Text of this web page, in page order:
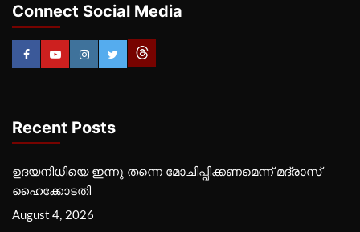
Connect Social Media
Recent Posts
ഉദയനിധിയെ ഇന്നു തന്നെ മോചിപ്പിക്കണമെന്ന് മദ്രാസ്
ഹൈക്കോടതി
August 4, 2026